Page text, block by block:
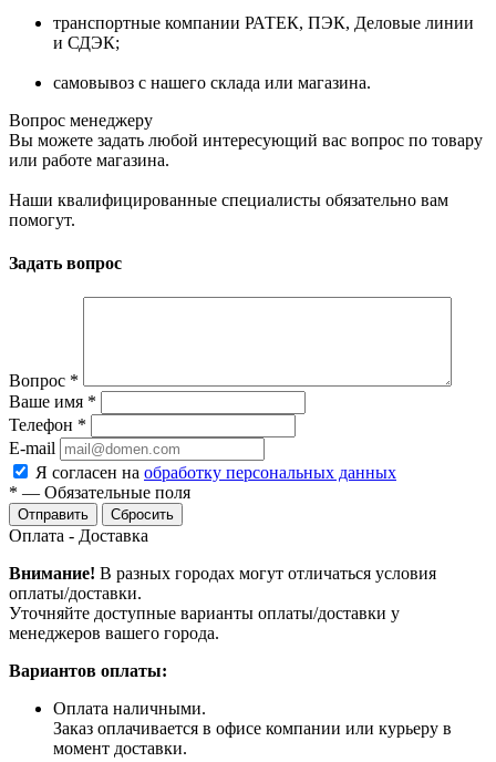
транспортные компании РАТЕК, ПЭК, Деловые линии
и СДЭК;
самовывоз с нашего склада или магазина.
Вопрос менеджеру
Вы можете задать любой интересующий вас вопрос по товару
или работе магазина.
Наши квалифицированные специалисты обязательно вам
помогут.
Задать вопрос
Вопрос *
Ваше имя *
Телефон *
E-mail
Я согласен на обработку персональных данных
* — Обязательные поля
Сбросить
Оплата - Доставка
Внимание! В разных городах могут отличаться условия
оплаты/доставки.
Уточняйте доступные варианты оплаты/доставки у
менеджеров вашего города.
Вариантов оплаты:
Оплата наличными.
Заказ оплачивается в офисе компании или курьеру в
момент доставки.